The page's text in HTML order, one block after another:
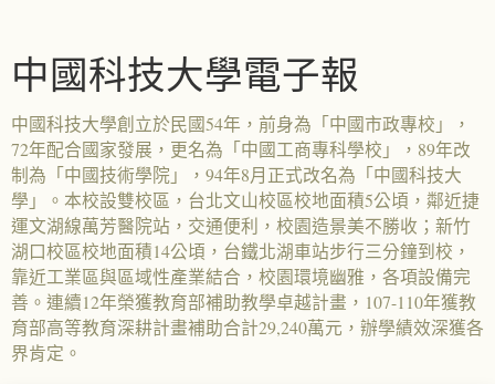
中國科技大學電子報
中國科技大學創立於民國54年，前身為「中國市政專校」，
72年配合國家發展，更名為「中國工商專科學校」，89年改
制為「中國技術學院」，94年8月正式改名為「中國科技大
學」。本校設雙校區，台北文山校區校地面積5公頃，鄰近捷
運文湖線萬芳醫院站，交通便利，校園造景美不勝收；新竹
湖口校區校地面積14公頃，台鐵北湖車站步行三分鐘到校，
靠近工業區與區域性產業結合，校園環境幽雅，各項設備完
善。連續12年榮獲教育部補助教學卓越計畫，107-110年獲教
育部高等教育深耕計畫補助合計29,240萬元，辦學績效深獲各
界肯定。